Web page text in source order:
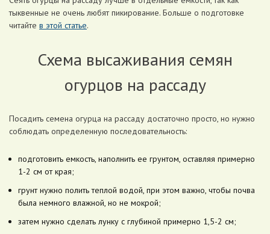
тыквенные не очень любят пикирование. Больше о подготовке
читайте в этой статье.
Схема высаживания семян
огурцов на рассаду
Посадить семена огурца на рассаду достаточно просто, но нужно
соблюдать определенную последовательность:
подготовить емкость, наполнить ее грунтом, оставляя примерно
1-2 см от края;
грунт нужно полить теплой водой, при этом важно, чтобы почва
была немного влажной, но не мокрой;
затем нужно сделать лунку с глубиной примерно 1,5-2 см;